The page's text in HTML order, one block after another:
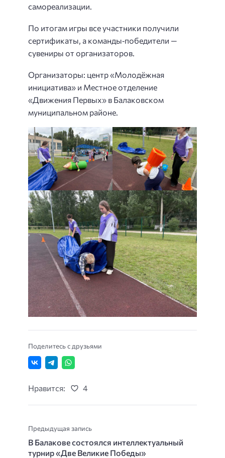
самореализации.
По итогам игры все участники получили
сертификаты, а команды‑победители —
сувениры от организаторов.
Организаторы: центр «Молодёжная
инициатива» и Местное отделение
«Движения Первых» в Балаковском
муниципальном районе.
Поделитесь с друзьями
Нравится: 4
Предыдущая запись
В Балакове состоялся интеллектуальный
турнир «Две Великие Победы»